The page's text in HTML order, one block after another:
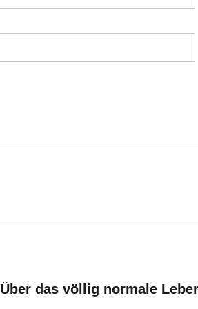
Über das völlig normale